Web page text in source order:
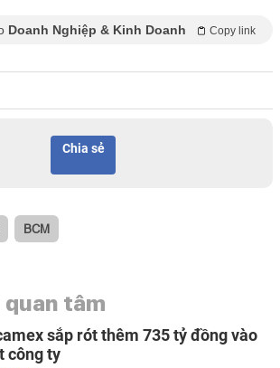
Doanh Nghiệp & Kinh Doanh Copy link
Chia sẻ
BCM
quan tâm
sắp rót thêm 735 tỷ đồng vào
công ty